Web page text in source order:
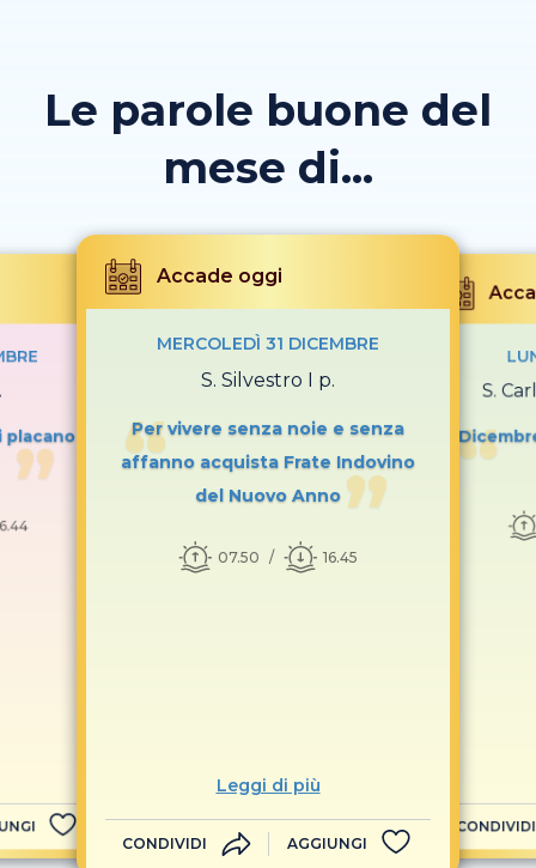
Le parole buone del
mese di...
i
Accade oggi
MERCOLEDÌ 31 DICEMBRE
S. Silvestro I p.
Per vivere senza noie e senza
affanno acquista Frate Indovino
del Nuovo Anno
07.50 16.45
Leggi di più
CONDIVIDI AGGIUNGI
S.
CONDIVIDI